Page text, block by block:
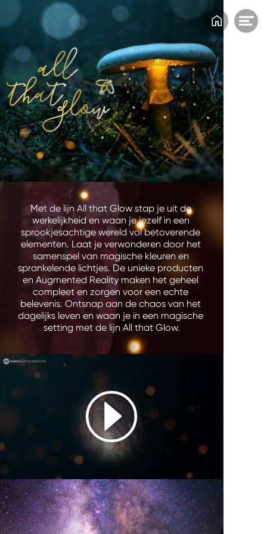
Met de lijn All that Glow stap je uit de
werkelijkheid en waan je jezelf in een
sprookjesachtige wereld vol betoverende
elementen. Laat je verwonderen door het
samenspel van magische kleuren en
sprankelende lichtjes. De unieke producten
en Augmented Reality maken het geheel
compleet en zorgen voor een echte
belevenis. Ontsnap aan de chaos van het
dagelijks leven en waan je in een magische
setting met de lijn All that Glow.
Home